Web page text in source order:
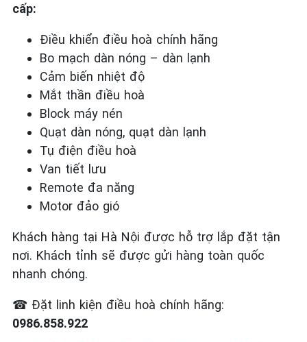
cấp:
Điều khiển điều hoà chính hãng
Bo mạch dàn nóng – dàn lạnh
Cảm biến nhiệt độ
Mắt thần điều hoà
Block máy nén
Quạt dàn nóng, quạt dàn lạnh
Tụ điện điều hoà
Van tiết lưu
Remote đa năng
Motor đảo gió
Khách hàng tại Hà Nội được hỗ trợ lắp đặt tận
nơi. Khách tỉnh sẽ được gửi hàng toàn quốc
nhanh chóng.
☎ Đặt linh kiện điều hoà chính hãng:
0986.858.922